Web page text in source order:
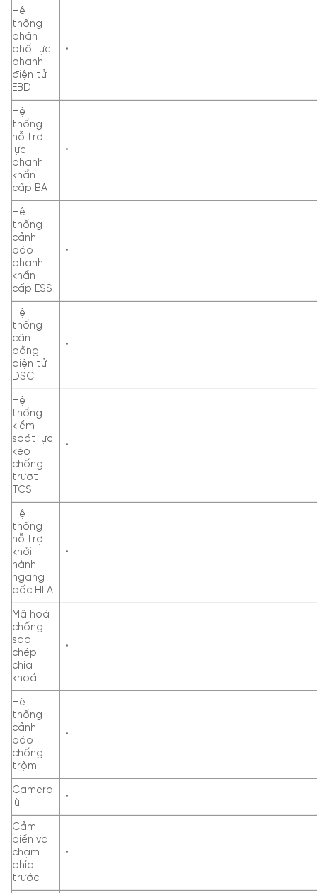
Hệ
thống
phân
phối lực
phanh
điện tử
EBD
•
Hệ
thống
hỗ trợ
lực
phanh
khẩn
cấp BA
•
Hệ
thống
cảnh
báo
phanh
khẩn
cấp ESS
•
Hệ
thống
cân
bằng
điện tử
DSC
•
Hệ
thống
kiểm
soát lực
kéo
chống
trượt
TCS
•
Hệ
thống
hỗ trợ
khởi
hành
ngang
dốc HLA
•
Mã hoá
chống
sao
chép
chìa
khoá
•
Hệ
thống
cảnh
báo
chống
trộm
•
Camera
lùi
•
Cảm
biến va
chạm
phía
trước
•